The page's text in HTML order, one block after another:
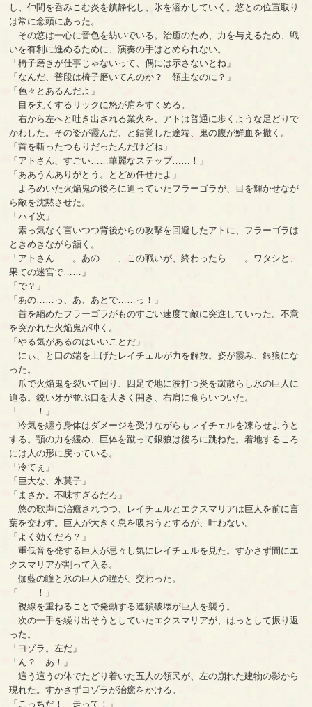
し、仲間を呑みこむ炎を鎮静化し、氷を溶かしていく。悠との位置取り
は常に念頭にあった。
その悠は一心に音色を紡いでいる。治癒のため、力を与えるため、戦
いを有利に進めるために、演奏の手はとめられない。
「椅子磨きが仕事じゃないって、偶には示さないとね」
「なんだ、普段は椅子磨いてんのか？ 領主なのに？」
「色々とあるんだよ」
目を丸くするリックに悠が肩をすくめる。
右から左へと吐き出される業火を、アトは普通に歩くような足どりで
かわした。その姿が霞んだ、と錯覚した途端、鬼の腹が鮮血を撒く。
「首を斬ったつもりだったんだけどね」
「アトさん、すごい……華麗なステップ……！」
「ああうんありがとう。とどめ任せたよ」
よろめいた火焔鬼の後ろに迫っていたフラーゴラが、目を輝かせなが
ら敵を沈黙させた。
「ハイ次」
素っ気なく言いつつ背後からの攻撃を回避したアトに、フラーゴラは
ときめきながら頷く。
「アトさん……。あの……、この戦いが、終わったら……。ワタシと、
果ての迷宮で……」
「で？」
「あの……っ、あ、あとで……っ！」
首を縮めたフラーゴラがものすごい速度で敵に突進していった。不意
を突かれた火焔鬼が呻く。
「やる気があるのはいいことだ」
にぃ、と口の端を上げたレイチェルが力を解放。姿が霞み、銀狼にな
った。
爪で火焔鬼を裂いて回り、四足で地に波打つ炎を蹴散らし氷の巨人に
迫る。鋭い牙が並ぶ口を大きく開き、右肩に食らいついた。
「――！」
冷気を纏う身体はダメージを受けながらもレイチェルを凍らせようと
する。顎の力を緩め、巨体を蹴って銀狼は後ろに跳ねた。着地するころ
には人の形に戻っている。
「冷てぇ」
「巨大な、氷菓子」
「まさか。不味すぎるだろ」
悠の歌声に治癒されつつ、レイチェルとエクスマリアは巨人を前に言
葉を交わす。巨人が大きく息を吸おうとするが、叶わない。
「よく効くだろ？」
重低音を発する巨人が忌々し気にレイチェルを見た。すかさず間にエ
クスマリアが割って入る。
伽藍の瞳と氷の巨人の瞳が、交わった。
「――！」
視線を重ねることで発動する連鎖破壊が巨人を襲う。
次の一手を繰り出そうとしていたエクスマリアが、はっとして振り返
った。
「ヨゾラ。左だ」
「ん？ あ！」
這う這うの体でたどり着いた五人の領民が、左の崩れた建物の影から
現れた。すかさずヨゾラが治癒をかける。
「こっちだ！ 走って！」